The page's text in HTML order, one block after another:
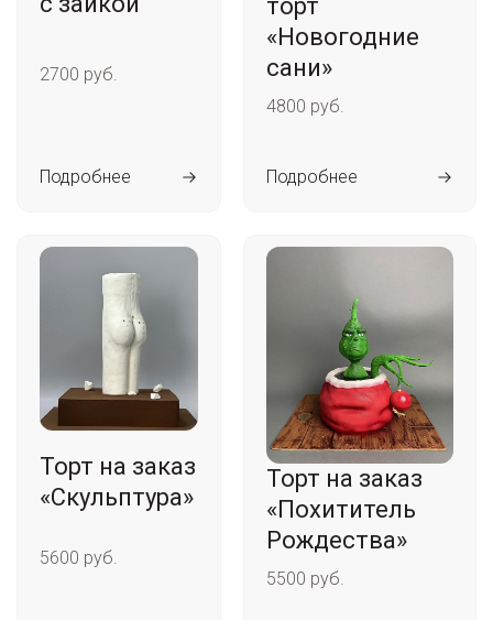
2700 руб.
Подробнее
торт
«Новогодние
сани»
4800 руб.
Подробнее
Торт на заказ
«Скульптура»
5600 руб.
Торт на заказ
«Похититель
Рождества»
5500 руб.